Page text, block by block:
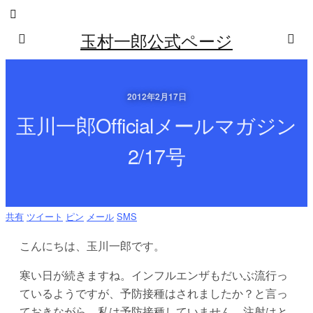
玉村一郎公式ページ
2012年2月17日
玉川一郎Officialメールマガジン
2/17号
共有 ツイート ピン メール SMS
こんにちは、玉川一郎です。
寒い日が続きますね。インフルエンザもだいぶ流行っ
ているようですが、予防接種はされましたか？と言っ